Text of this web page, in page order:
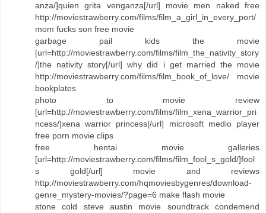
anza/]quien grita venganza[/url] movie men naked free
http://moviestrawberry.com/films/film_a_girl_in_every_port/
mom fucks son free movie
garbage pail kids the movie
[url=http://moviestrawberry.com/films/film_the_nativity_story
/]the nativity story[/url] why did i get married the movie
http://moviestrawberry.com/films/film_book_of_love/ movie
bookplates
photo to movie review
[url=http://moviestrawberry.com/films/film_xena_warrior_pri
ncess/]xena warrior princess[/url] microsoft medio player
free porn movie clips
free hentai movie galleries
[url=http://moviestrawberry.com/films/film_fool_s_gold/]fool
s gold[/url] movie and reviews
http://moviestrawberry.com/hqmoviesbygenres/download-
genre_mystery-movies/?page=6 make flash movie
stone cold steve austin movie soundtrack condemend